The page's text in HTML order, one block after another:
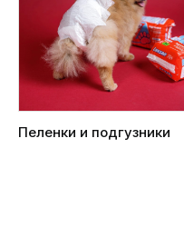
Пеленки и подгузники